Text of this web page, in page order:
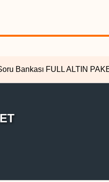
Bankası FULL ALTIN